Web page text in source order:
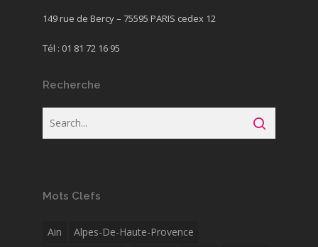
149 rue de Bercy – 75595 PARIS cedex 12
Tél : 01 81 72 16 95
Recherche
Mots Clefs
Ain
Alpes-De-Haute-Provence